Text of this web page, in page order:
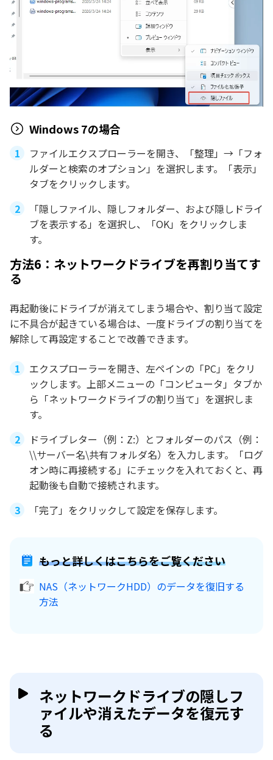
Windows 7の場合
ファイルエクスプローラーを開き、「整理」→「フォ
ルダーと検索のオプション」を選択します。「表示」
タブをクリックします。
「隠しファイル、隠しフォルダー、および隠しドライ
ブを表示する」を選択し、「OK」をクリックしま
す。
方法6：ネットワークドライブを再割り当てす
る
再起動後にドライブが消えてしまう場合や、割り当て設定
に不具合が起きている場合は、一度ドライブの割り当てを
解除して再設定することで改善できます。
エクスプローラーを開き、左ペインの「PC」をクリ
ックします。上部メニューの「コンピュータ」タブか
ら「ネットワークドライブの割り当て」を選択しま
す。
ドライブレター（例：Z:）とフォルダーのパス（例：
\\サーバー名\共有フォルダ名）を入力します。「ログ
オン時に再接続する」にチェックを入れておくと、再
起動後も自動で接続されます。
「完了」をクリックして設定を保存します。
もっと詳しくはこちらをご覧ください
NAS（ネットワークHDD）のデータを復旧する
方法
ネットワークドライブの隠しフ
ァイルや消えたデータを復元す
る